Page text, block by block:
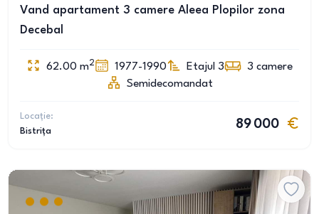
Vand apartament 3 camere Aleea Plopilor zona
Decebal
62.00 m2 1977-1990 Etajul 3 3 camere
Semidecomandat
Locație:
Bistrița
89 000